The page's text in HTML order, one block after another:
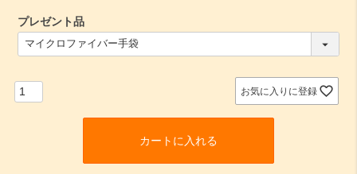
プレゼント品
(
必
お気に入りに登録
カートに入れる